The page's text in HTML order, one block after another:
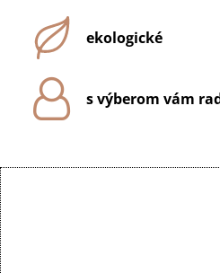
ekologické
s výberom vám